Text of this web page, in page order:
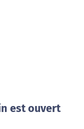
est ouvert